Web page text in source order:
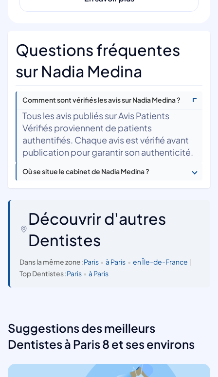
Questions fréquentes
sur Nadia Medina
Comment sont vérifiés les avis sur Nadia Medina ?
Tous les avis publiés sur Avis Patients
Vérifiés proviennent de patients
authentifiés. Chaque avis est vérifié avant
publication pour garantir son authenticité.
Où se situe le cabinet de Nadia Medina ?
Découvrir d'autres
Dentistes
Dans la même zone :Paris • à Paris • en Île-de-France
Top Dentistes :Paris • à Paris
Suggestions des meilleurs
Dentistes à Paris 8 et ses environs